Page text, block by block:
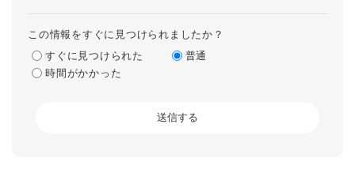
この情報をすぐに見つけられましたか？
すぐに見つけられた
普通
時間がかかった